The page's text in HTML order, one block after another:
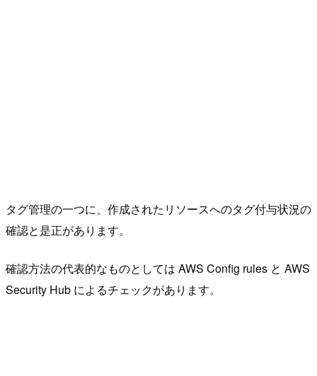
タグ管理の一つに、作成されたリソースへのタグ付与状況の
確認と是正があります。
確認方法の代表的なものとしては AWS Config rules と AWS
Security Hub によるチェックがあります。